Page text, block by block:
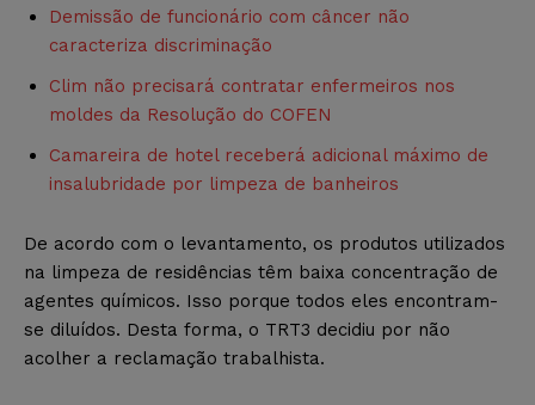
Demissão de funcionário com câncer não
caracteriza discriminação
Clim não precisará contratar enfermeiros nos
moldes da Resolução do COFEN
Camareira de hotel receberá adicional máximo de
insalubridade por limpeza de banheiros
De acordo com o levantamento, os produtos utilizados
na limpeza de residências têm baixa concentração de
agentes químicos. Isso porque todos eles encontram-
se diluídos. Desta forma, o TRT3 decidiu por não
acolher a reclamação trabalhista.